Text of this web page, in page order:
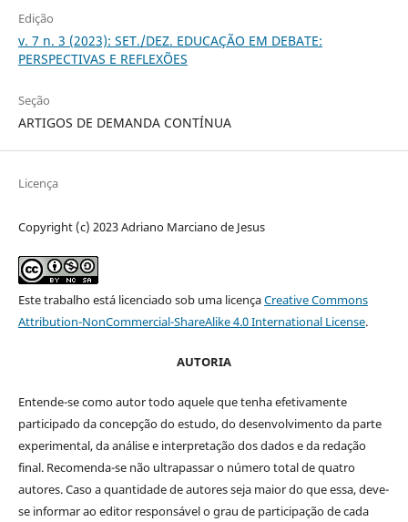
Edição
v. 7 n. 3 (2023): SET./DEZ. EDUCAÇÃO EM DEBATE:
PERSPECTIVAS E REFLEXÕES
Seção
ARTIGOS DE DEMANDA CONTÍNUA
Licença
Copyright (c) 2023 Adriano Marciano de Jesus
Este trabalho está licenciado sob uma licençaCreative Commons
Attribution-NonCommercial-ShareAlike 4.0 International License.
AUTORIA
Entende-se como autor todo aquele que tenha efetivamente
participado da concepção do estudo, do desenvolvimento da parte
experimental, da análise e interpretação dos dados e da redação
final. Recomenda-se não ultrapassar o número total de quatro
autores. Caso a quantidade de autores seja maior do que essa, deve-
se informar ao editor responsável o grau de participação de cada